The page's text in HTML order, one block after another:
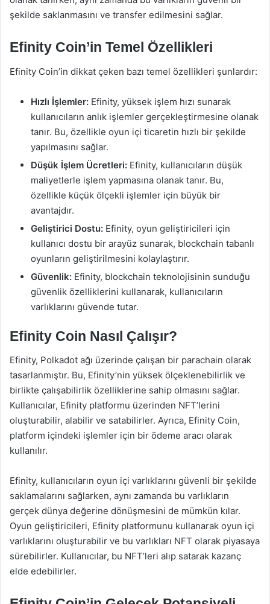
şekilde saklanmasını ve transfer edilmesini sağlar.
Efinity Coin’in Temel Özellikleri
Efinity Coin’in dikkat çeken bazı temel özellikleri şunlardır:
Hızlı İşlemler: Efinity, yüksek işlem hızı sunarak
kullanıcıların anlık işlemler gerçekleştirmesine olanak
tanır. Bu, özellikle oyun içi ticaretin hızlı bir şekilde
yapılmasını sağlar.
Düşük İşlem Ücretleri: Efinity, kullanıcıların düşük
maliyetlerle işlem yapmasına olanak tanır. Bu,
özellikle küçük ölçekli işlemler için büyük bir
avantajdır.
Geliştirici Dostu: Efinity, oyun geliştiricileri için
kullanıcı dostu bir arayüz sunarak, blockchain tabanlı
oyunların geliştirilmesini kolaylaştırır.
Güvenlik: Efinity, blockchain teknolojisinin sunduğu
güvenlik özelliklerini kullanarak, kullanıcıların
varlıklarını güvende tutar.
Efinity Coin Nasıl Çalışır?
Efinity, Polkadot ağı üzerinde çalışan bir parachain olarak
tasarlanmıştır. Bu, Efinity’nin yüksek ölçeklenebilirlik ve
birlikte çalışabilirlik özelliklerine sahip olmasını sağlar.
Kullanıcılar, Efinity platformu üzerinden NFT’lerini
oluşturabilir, alabilir ve satabilirler. Ayrıca, Efinity Coin,
platform içindeki işlemler için bir ödeme aracı olarak
kullanılır.
Efinity, kullanıcıların oyun içi varlıklarını güvenli bir şekilde
saklamalarını sağlarken, aynı zamanda bu varlıkların
gerçek dünya değerine dönüşmesini de mümkün kılar.
Oyun geliştiricileri, Efinity platformunu kullanarak oyun içi
varlıklarını oluşturabilir ve bu varlıkları NFT olarak piyasaya
sürebilirler. Kullanıcılar, bu NFT’leri alıp satarak kazanç
elde edebilirler.